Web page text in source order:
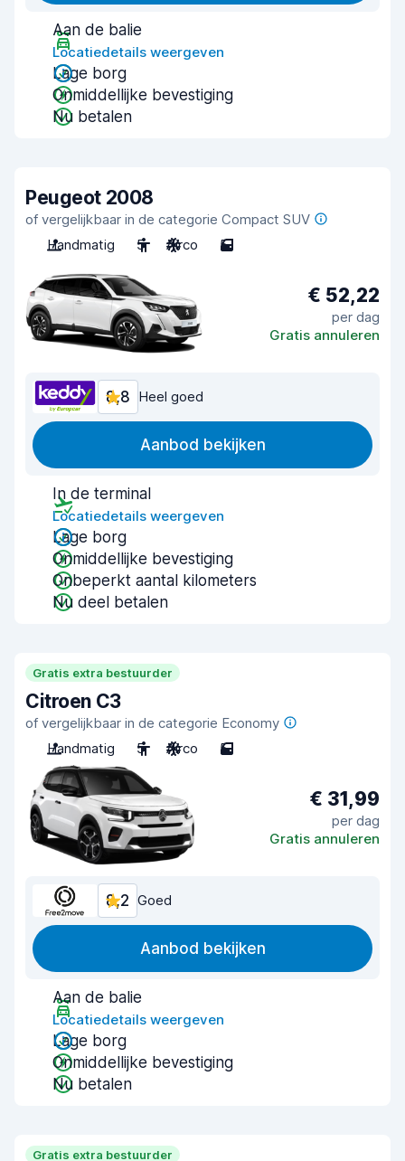
Aan de balie
Locatiedetails weergeven
Lage borg
Onmiddellijke bevestiging
Nu betalen
Peugeot 2008
of vergelijkbaar in de categorie Compact SUV
Handmatig
5 Airco 5
€ 52,22
per dag
Gratis annuleren
8,8 Heel goed
Aanbod bekijken
In de terminal
Locatiedetails weergeven
Lage borg
Onmiddellijke bevestiging
Onbeperkt aantal kilometers
Nu deel betalen
Gratis extra bestuurder
Citroen C3
of vergelijkbaar in de categorie Economy
Handmatig
5 Airco 5
€ 31,99
per dag
Gratis annuleren
8,2 Goed
Aanbod bekijken
Aan de balie
Locatiedetails weergeven
Lage borg
Onmiddellijke bevestiging
Nu betalen
Gratis extra bestuurder